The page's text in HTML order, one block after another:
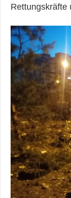
Rettungskräfte